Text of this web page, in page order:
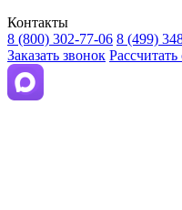
Контакты
8 (800) 302-77-06 8 (499)
Заказать звонок